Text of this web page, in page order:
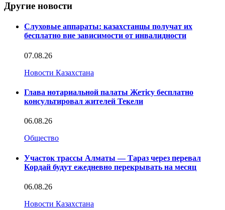
Другие новости
Слуховые аппараты: казахстанцы получат их
бесплатно вне зависимости от инвалидности
07.08.26
Новости Казахстана
Глава нотариальной палаты Жетісу бесплатно
консультировал жителей Текели
06.08.26
Общество
Участок трассы Алматы — Тараз через перевал
Кордай будут ежедневно перекрывать на месяц
06.08.26
Новости Казахстана